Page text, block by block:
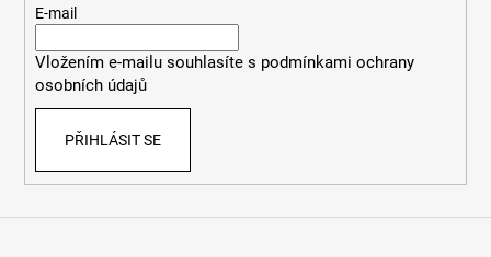
E-mail
Vložením e-mailu souhlasíte s podmínkami ochrany
osobních údajů
PŘIHLÁSIT SE